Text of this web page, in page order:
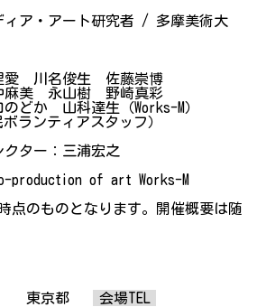
・アート研究者 / 多摩美術大
川名俊生 佐藤崇博
永山樹 野崎真彩
山科達生（Works-M）
ンティアスタッフ）
ター：三浦宏之
production of art Works-M
点のものとなります。開催概要は随
東京都
会場TEL